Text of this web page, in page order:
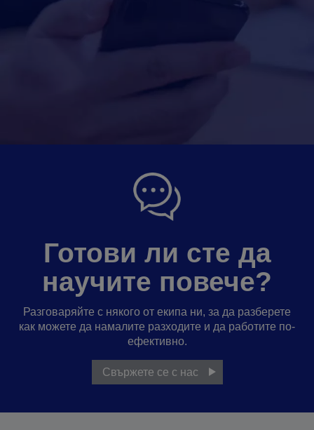
Готови ли сте да
научите повече?
Разговаряйте с някого от екипа ни, за да разберете
как можете да намалите разходите и да работите по-
ефективно.
Свържете се с нас